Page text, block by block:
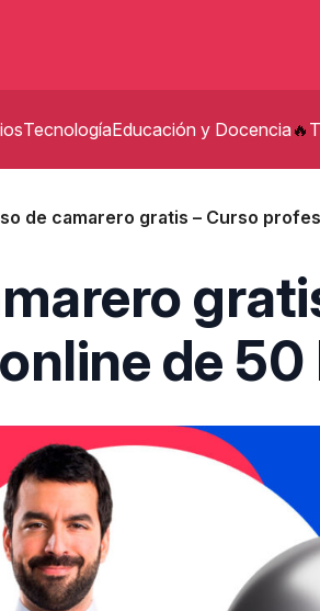
TecnologíaEducación y Docencia
de camarero gratis – Curso
de 50